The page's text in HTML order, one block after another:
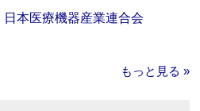
本医療機器産業連合会
もっと見る »